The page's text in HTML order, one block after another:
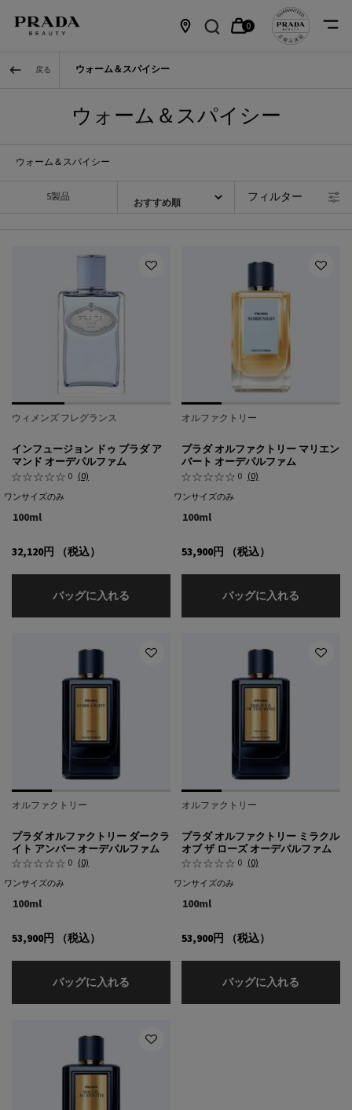
0
0 カート内の製品
戻る ウォーム＆スパイシー
ウォーム＆スパイシー
ウォーム＆スパイシー
5製品 フィルター
フィルターメニュー
ウィメンズ フレグランス
インフュージョン ドゥ プラダ ア
マンド オーデパルファム
0 (0)
ワンサイズのみ
100ml
32,120円 （税込）
バッグに入れる インフュージョン ドゥ プラダ アマンド オ
オルファクトリー
プラダ オルファクトリー マリエン
バート オーデパルファム
0 (0)
ワンサイズのみ
100ml
53,900円 （税込）
バッグに入れる
オルファクトリー
プラダ オルファクトリー ダークラ
イト アンバー オーデパルファム
0 (0)
ワンサイズのみ
100ml
53,900円 （税込）
バッグに入れる プラダ オルファクトリー ダークライト ア
オルファクトリー
プラダ オルファクトリー ミラクル
オブ ザ ローズ オーデパルファム
0 (0)
ワンサイズのみ
100ml
53,900円 （税込）
バッグに入れる